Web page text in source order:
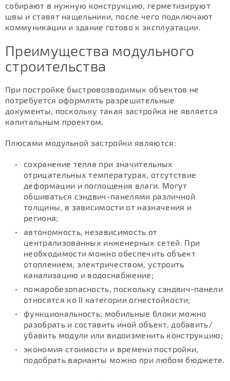
собирают в нужную конструкцию, герметизируют
швы и ставят нащельники, после чего подключают
коммуникации и здание готово к эксплуатации.
Преимущества модульного
строительства
При постройке быстровозводимых объектов не
потребуется оформлять разрешительные
документы, поскольку такая застройка не является
капитальным проектом.
Плюсами модульной застройки являются:
сохранение тепла при значительных
отрицательных температурах, отсутствие
деформации и поглощения влаги. Могут
обшиваться сэндвич-панелями различной
толщины, в зависимости от назначения и
региона;
автономность, независимость от
централизованных инженерных сетей. При
необходимости можно обеспечить объект
отоплением, электричеством, устроить
канализацию и водоснабжение;
пожаробезопасность, поскольку сэндвич-панели
относятся ко II категории огнестойкости;
функциональность: мобильные блоки можно
разобрать и составить иной объект, добавить/
убавить модули или видоизменить конструкцию;
экономия стоимости и времени постройки,
подобрать варианты можно при любом бюджете.